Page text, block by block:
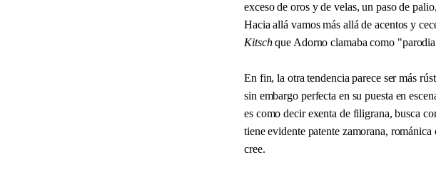
exceso de oros y de velas, un paso de
Hacia allá vamos más allá de acentos y
Kitschque Adorno clamaba como
En fin, la otra tendencia parece ser más
sin embargo perfecta en su puesta en
es como decir exenta de filigrana, busca
tiene evidente patente zamorana,
cree.